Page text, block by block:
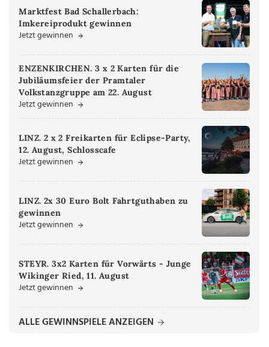
Marktfest Bad Schallerbach:
Imkereiprodukt gewinnen
Jetzt gewinnen
ENZENKIRCHEN. 3 x 2 Karten für die
Jubiläumsfeier der Pramtaler
Volkstanzgruppe am 22. August
Jetzt gewinnen
LINZ. 2 x 2 Freikarten für Eclipse-Party,
12. August, Schlosscafe
Jetzt gewinnen
LINZ. 2x 30 Euro Bolt Fahrtguthaben zu
gewinnen
Jetzt gewinnen
STEYR. 3x2 Karten für Vorwärts - Junge
Wikinger Ried, 11. August
Jetzt gewinnen
ALLE GEWINNSPIELE ANZEIGEN